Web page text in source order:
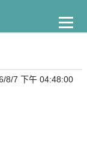
8/7 下午 04:48:00